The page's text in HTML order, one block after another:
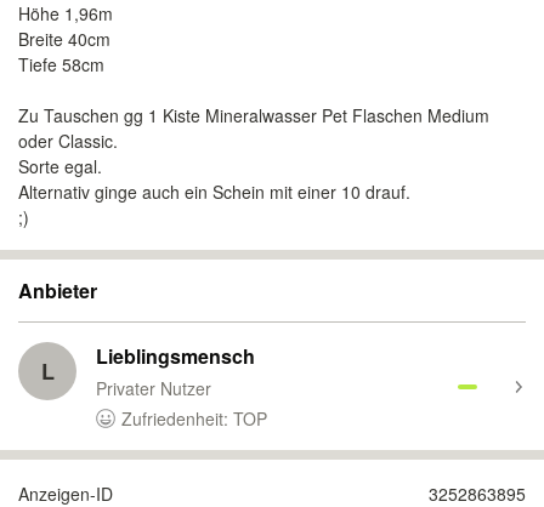
Höhe 1,96m
Breite 40cm
Tiefe 58cm
Zu Tauschen gg 1 Kiste Mineralwasser Pet Flaschen Medium
oder Classic.
Sorte egal.
Alternativ ginge auch ein Schein mit einer 10 drauf.
;)
Anbieter
L Lieblingsmensch
Privater Nutzer
Zufriedenheit: TOP
Anzeigen-ID 3252863895